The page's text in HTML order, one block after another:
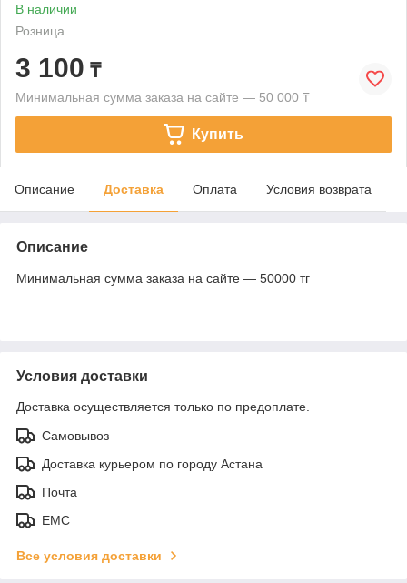
В наличии
Розница
3 100 ₸
Минимальная сумма заказа на сайте — 50 000 ₸
Купить
Описание Доставка Оплата Условия возврата
Описание
Минимальная сумма заказа на сайте — 50000 тг
Условия доставки
Доставка осуществляется только по предоплате.
Самовывоз
Доставка курьером по городу Астана
Почта
ЕМС
Все условия доставки